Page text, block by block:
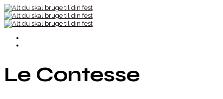
Le Contesse